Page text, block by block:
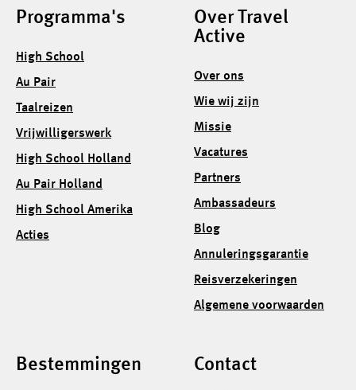
Programma's
High School
Au Pair
Taalreizen
Vrijwilligerswerk
High School Holland
Au Pair Holland
High School Amerika
Acties
Over Travel
Active
Over ons
Wie wij zijn
Missie
Vacatures
Partners
Ambassadeurs
Blog
Annuleringsgarantie
Reisverzekeringen
Algemene voorwaarden
Bestemmingen Contact